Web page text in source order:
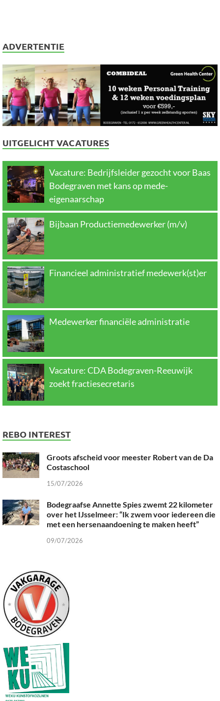
ADVERTENTIE
UITGELICHT VACATURES
Vacature: Bedrijfsleider gezocht voor Baas
Bodegraven met kans op mede-
eigenaarschap
Bijbaan Productiemedewerker (m/v)
Financieel administratief medewerk(st)er
Medewerker financiële administratie
Vacature: CDA Bodegraven-Reeuwijk
zoekt fractiesecretaris
REBO INTEREST
Groots afscheid voor meester Robert van de Da
Costaschool
15/07/2026
Bodegraafse Annette Spies zwemt 22 kilometer
over het IJsselmeer: “Ik zwem voor iedereen die
met een hersenaandoening te maken heeft”
09/07/2026